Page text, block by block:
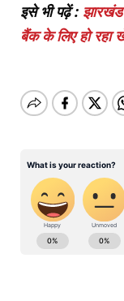
इसे भी पढ़ें : झारखंड
बैंक के लिए हो रहा